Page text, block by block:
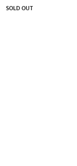
SOLD OUT